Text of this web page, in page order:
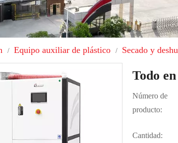
/ Equipo auxiliar de plástico / Secado y
Todo
Número de
producto:
Cantidad: